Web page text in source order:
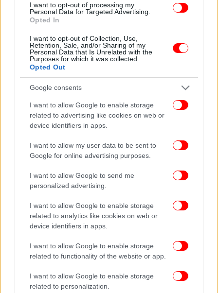
I want to opt-out of processing my
Personal Data for Targeted Advertising.
Opted In
I want to opt-out of Collection, Use,
Retention, Sale, and/or Sharing of my
Personal Data that Is Unrelated with the
Purposes for which it was collected.
Opted Out
Google consents
I want to allow Google to enable storage
related to advertising like cookies on web or
device identifiers in apps.
I want to allow my user data to be sent to
Google for online advertising purposes.
I want to allow Google to send me
personalized advertising.
I want to allow Google to enable storage
related to analytics like cookies on web or
device identifiers in apps.
I want to allow Google to enable storage
related to functionality of the website or app.
I want to allow Google to enable storage
related to personalization.
Έγινε γνωστός ως «El Deif» («Ο Επισκέπτης») λόγω
της συνήθειάς του να αλλάζει κατάλυμα κάθε νύχτα,
στο πλαίσιο των μέτρων ασφαλείας που ελάμβανε
ώστε να μην τον εντοπίσουν και τον
εξουδετερώσουν οι Ισραηλινοί.
Φουάντ Σουκρ
Στις 30 Ιουλίου ένα από τα ιδρυτικά μέλη της
Φουάντ Σουκρ
, σκοτώθηκε από
ισραηλινή αεροπορική επιδρομή κατά κτιρίου στα
νότια προάστια της Βηρυτού.